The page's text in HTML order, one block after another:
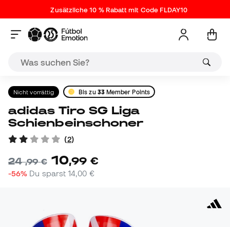
Zusätzliche 10 % Rabatt mit Code FLDAY10
Nicht vorrättig Bis zu 33Member Points
adidas Tiro SG Liga
Schienbeinschoner
(2)
24,99 € 10,99 €
-56% Du sparst14,00 €